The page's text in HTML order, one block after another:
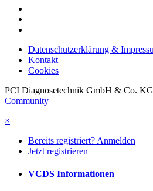
Datenschutzerklärung &
Kontakt
Cookies
PCI Diagnosetechnik GmbH & Co. KG
Community
×
Bereits registriert? Anmelden
Jetzt registrieren
VCDS Informationen